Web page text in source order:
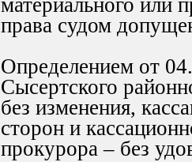
материального или
права судом
Определением от
Сысертского
без изменения,
сторон и
прокурора – без